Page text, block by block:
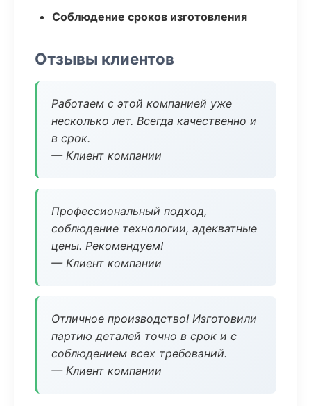
Соблюдение сроков изготовления
Отзывы клиентов
Работаем с этой компанией уже
несколько лет. Всегда качественно и
в срок.
— Клиент компании
Профессиональный подход,
соблюдение технологии, адекватные
цены. Рекомендуем!
— Клиент компании
Отличное производство! Изготовили
партию деталей точно в срок и с
соблюдением всех требований.
— Клиент компании